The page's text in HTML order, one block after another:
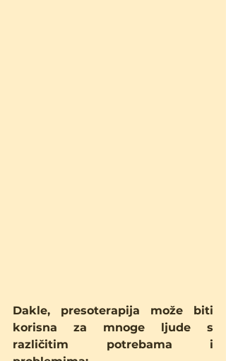
Dakle, presoterapija može biti
korisna za mnoge ljude s
različitim potrebama i